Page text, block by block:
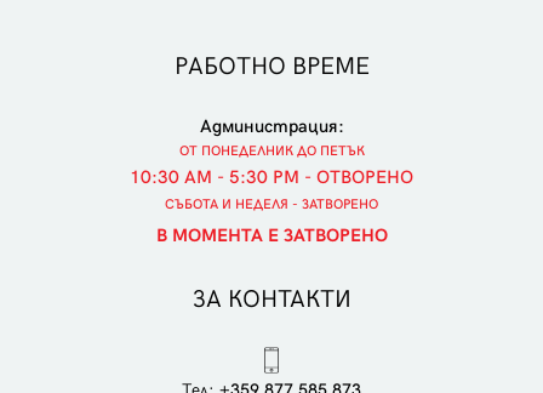
РАБОТНО ВРЕМЕ
Администрация:
ОТ ПОНЕДЕЛНИК ДО ПЕТЪК
10:30 AM - 5:30 PM - ОТВОРЕНО
СЪБОТА И НЕДЕЛЯ - ЗАТВОРЕНО
В МОМЕНТА Е ЗАТВОРЕНО
ЗА КОНТАКТИ